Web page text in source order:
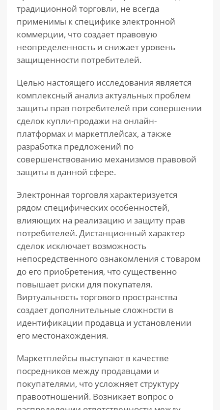
традиционной торговли, не всегда
применимы к специфике электронной
коммерции, что создает правовую
неопределенность и снижает уровень
защищенности потребителей.
Целью настоящего исследования является
комплексный анализ актуальных проблем
защиты прав потребителей при совершении
сделок купли-продажи на онлайн-
платформах и маркетплейсах, а также
разработка предложений по
совершенствованию механизмов правовой
защиты в данной сфере.
Электронная торговля характеризуется
рядом специфических особенностей,
влияющих на реализацию и защиту прав
потребителей. Дистанционный характер
сделок исключает возможность
непосредственного ознакомления с товаром
до его приобретения, что существенно
повышает риски для покупателя.
Виртуальность торгового пространства
создает дополнительные сложности в
идентификации продавца и установлении
его местонахождения.
Маркетплейсы выступают в качестве
посредников между продавцами и
покупателями, что усложняет структуру
правоотношений. Возникает вопрос о